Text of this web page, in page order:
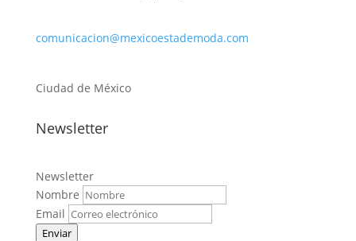
comunicacion@mexicoestademoda.com
Ciudad de México
Newsletter
Newsletter
Nombre
Email
Enviar